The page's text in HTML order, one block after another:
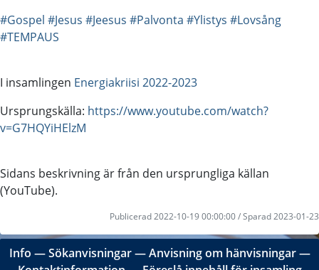
#Gospel #Jesus #Jeesus #Palvonta #Ylistys #Lovsång
#TEMPAUS
I insamlingen Energiakriisi 2022-2023
Ursprungskälla: https://www.youtube.com/watch?
v=G7HQYiHElzM
Sidans beskrivning är från den ursprungliga källan
(YouTube).
Publicerad 2022-10-19 00:00:00 / Sparad 2023-01-23
Info ―Sökanvisningar―Anvisning om hänvisningar―